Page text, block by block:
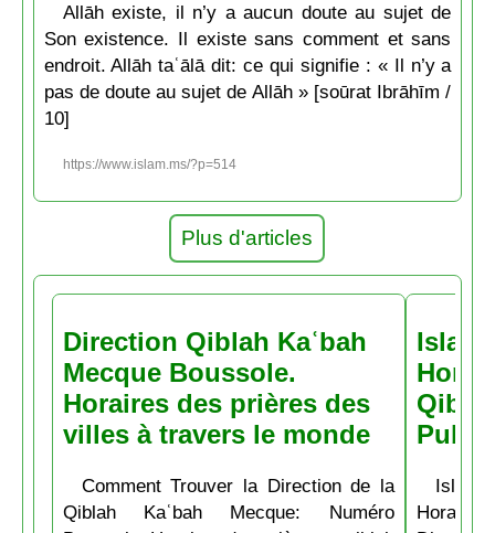
Allāh existe, il n’y a aucun doute au sujet de
Son existence. Il existe sans comment et sans
endroit. Allāh taʿālā dit: ce qui signifie : « Il n’y a
pas de doute au sujet de Allāh » [soūrat Ibrāhīm /
10]
https://www.islam.ms/?p=514
Plus d'articles
Direction Qiblah Kaʿbah
Mecque Boussole.
Horaires des prières des
villes à travers le monde
Comment Trouver la Direction de la
Qiblah Kaʿbah Mecque: Numéro
Pubs